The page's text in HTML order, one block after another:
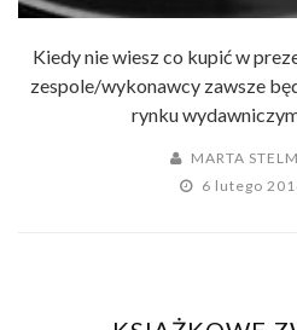
Kiedy nie wiesz co kupić w
zespole/wykonawcy zawsze
rynku
MARTA
6 lutego